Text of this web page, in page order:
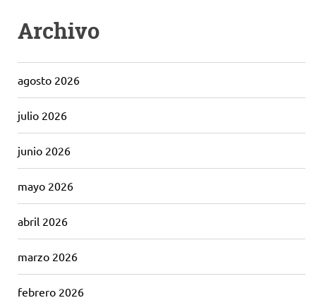
Archivo
agosto 2026
julio 2026
junio 2026
mayo 2026
abril 2026
marzo 2026
febrero 2026